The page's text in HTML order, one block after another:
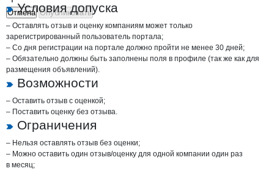
Отмена Опубликовать
Условия допуска
– Оставлять отзыв и оценку компаниям может только
зарегистрированный пользователь портала;
– Со дня регистрации на портале должно пройти не менее 30 дней;
– Обязательно должны быть заполнены поля в профиле (так же как для
размещения объявлений).
Возможности
– Оставить отзыв с оценкой;
– Поставить оценку без отзыва.
Ограничения
– Нельзя оставлять отзыв без оценки;
– Можно оставить один отзыв/оценку для одной компании один раз
в месяц;